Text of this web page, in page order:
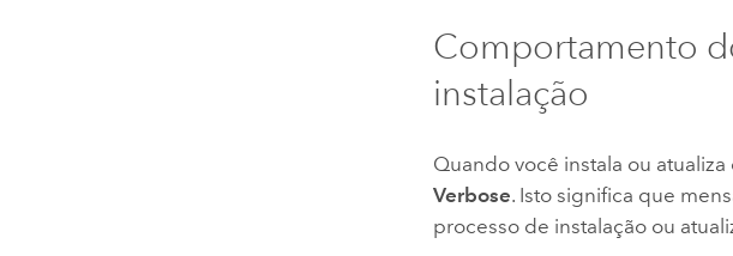
Comportamento
instalação
Quando você instala ou
Verbose. Isto significa que
processo de instalação ou